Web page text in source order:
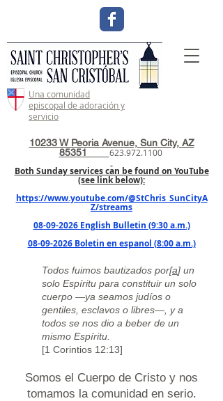
Una comunidad
episcopal de adoración y
servicio
10233 W Peoria Avenue, Sun City, AZ
85351 623.972.1100
Both Sunday services can be found on YouTube
(see link below):
https://www.youtube.com/@StChris_SunCityA
Z/streams
08-09-2026 English Bulletin (9:30 a.m.)
08-09-2026 Boletin en espanol (8:00 a.m.)
Todos fuimos bautizados por[a] un
solo Espíritu para constituir un solo
cuerpo —ya seamos judíos o
gentiles, esclavos o libres—, y a
todos se nos dio a beber de un
mismo Espíritu.
[1 Corintios 12:13]
Somos el Cuerpo de Cristo y nos
tomamos la comunidad en serio.